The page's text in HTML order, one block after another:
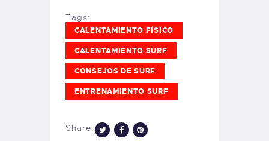
Tags:
CALENTAMIENTO FÍSICO
CALENTAMIENTO SURF
CONSEJOS DE SURF
ENTRENAMIENTO SURF
Share: